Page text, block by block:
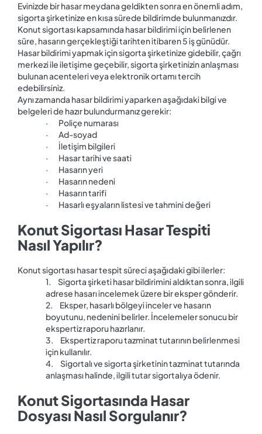
Evinizde bir hasar meydana geldikten sonra en önemli adım,
sigorta şirketinize en kısa sürede bildirimde bulunmanızdır.
Konut sigortası kapsamında hasar bildirimi için belirlenen
süre, hasarın gerçekleştiği tarihten itibaren 5 iş günüdür.
Hasar bildirimi yapmak için sigorta şirketinize gidebilir, çağrı
merkezi ile iletişime geçebilir, sigorta şirketinizin anlaşması
bulunan acenteleri veya elektronik ortamı tercih
edebilirsiniz.
Aynı zamanda hasar bildirimi yaparken aşağıdaki bilgi ve
belgeleri de hazır bulundurmanız gerekir:
· Poliçe numarası
· Ad-soyad
· İletişim bilgileri
· Hasar tarihi ve saati
· Hasarın yeri
· Hasarın nedeni
· Hasarın tarifi
· Hasarlı eşyaların listesi ve tahmini değeri
Konut Sigortası Hasar Tespiti
Nasıl Yapılır?
Konut sigortası hasar tespit süreci aşağıdaki gibi ilerler:
1. Sigorta şirketi hasar bildirimini aldıktan sonra, ilgili
adrese hasarı incelemek üzere bir eksper gönderir.
2. Eksper, hasarlı bölgeyi inceler ve hasarın
boyutunu, nedenini belirler. İncelemeler sonucu bir
ekspertiz raporu hazırlanır.
3. Ekspertiz raporu tazminat tutarının belirlenmesi
için kullanılır.
4. Sigortalı ve sigorta şirketinin tazminat tutarında
anlaşması halinde, ilgili tutar sigortalıya ödenir.
Konut Sigortasında Hasar
Dosyası Nasıl Sorgulanır?